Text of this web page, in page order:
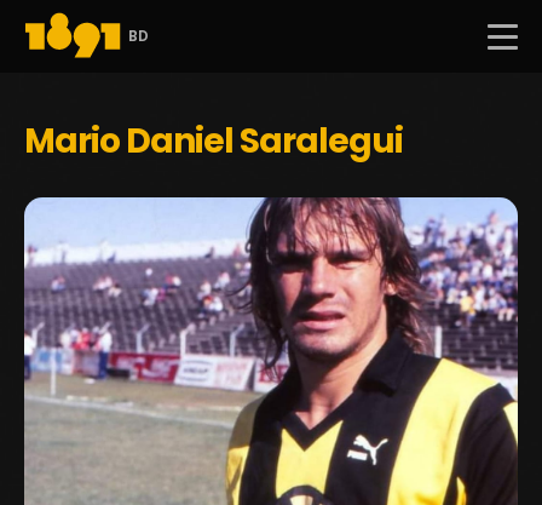
BD
Mario Daniel Saralegui